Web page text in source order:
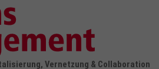
Vernetzung & Collaboration